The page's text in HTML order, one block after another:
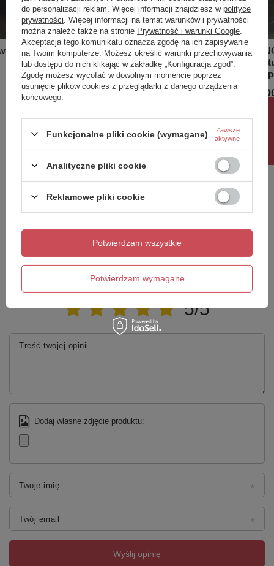
Design i funkcjonalność
trwałego materiału składającego się z mieszanki
naturalnych minerałów i żywic. Eleganckie, matowe,
wyrazistego charakteru, a także jest przyjemne w
dotyku i zapewnia większe bezpieczeństwo
antypoślizgowe.
WASHINGTON Deska WC W/O
cappuccino mat (514)
1 788,00 zł
odpływ
2
Zadaj pytanie a my odpowiemy niezwłocznie,
najciekawsze pytania i odpowiedzi publikując
dla innych.
Zadaj pytanie
Napisz swoją opinię
Twoja ocena:
5/5
Treść twojej opinii
Dodaj własne zdjęcie produktu:
Twoje imię
Twój email
Wyślij opinię
do personalizacji reklam. Więcej informacji znajdziesz w polityce
prywatności . Więcej informacji na temat warunków i prywatności
można znaleźć także na stronie Prywatność i warunki Google
Akceptacja tego komunikatu oznacza zgodę na ich zapisywanie
na Twoim komputerze. Możesz określić warunki przechowywania
lub dostępu do nich klikając w zakładkę „Konfiguracja zgód”.
Zgodę możesz wycofać w dowolnym momencie poprzez
usunięcie plików cookies z przeglądarki z danego urządzenia
końcowego.
Funkcjonalne pliki cookie (wymagane)
Zawsze
aktywne
Analityczne pliki cookie
Reklamowe pliki cookie
Potwierdzam wymagane
Potwierdzam wszystkie